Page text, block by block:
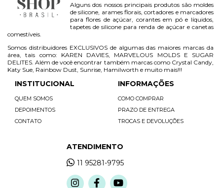
Alguns dos nossos principais produtos são moldes
de silicone, arames florais, cortadores e marcadores
para flores de açúcar, corantes em pó e líquidos,
tapetes de silicone para renda de açúcar e canetas
comestíveis.
Somos distribuidores EXCLUSIVOS de algumas das maiores marcas da
área, tais como: KAREN DAVIES, MARVELOUS MOLDS E SUGAR
DELITES. Além de você encontrar também marcas como Crystal Candy,
Katy Sue, Rainbow Dust, Sunrise, Hamilworth e muito mais!!!
INSTITUCIONAL
QUEM SOMOS
DEPOIMENTOS
CONTATO
INFORMAÇÕES
COMO COMPRAR
PRAZO DE ENTREGA
TROCAS E DEVOLUÇÕES
ATENDIMENTO
11 95281-9795